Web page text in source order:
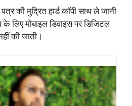
की मुद्रित हार्ड कॉपी साथ ले जानी
के लिए मोबाइल डिवाइस पर डिजिटल
की जाती।